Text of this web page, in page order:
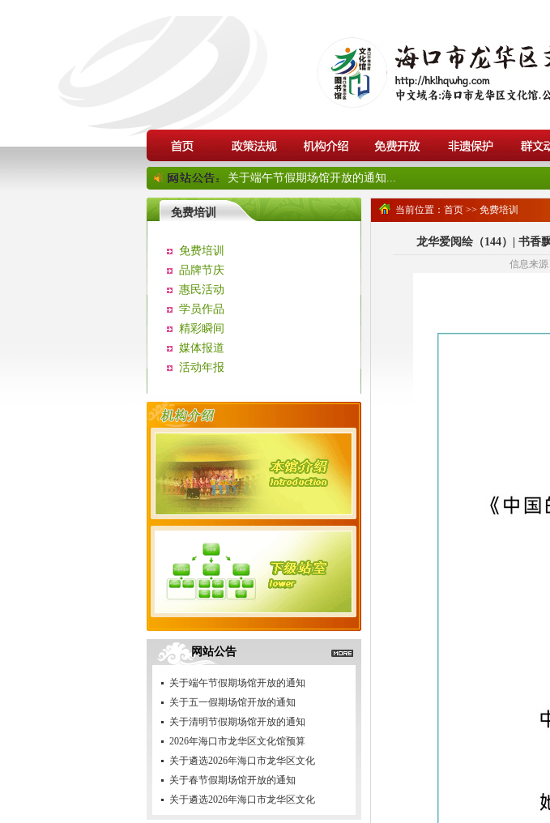
关于端午节假期场馆开放的通知...
免费培训
免费培训
品牌节庆
惠民活动
学员作品
精彩瞬间
媒体报道
活动年报
网站公告
关于端午节假期场馆开放的通知
关于五一假期场馆开放的通知
关于清明节假期场馆开放的通知
2026年海口市龙华区文化馆预算
关于遴选2026年海口市龙华区文化
关于春节假期场馆开放的通知
关于遴选2026年海口市龙华区文化
当前位置： 首页 >> 免费培训
龙华爱阅绘（144）| 书香
信息来源